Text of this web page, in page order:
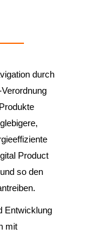
durch
Product
so den
Entwicklung
mit